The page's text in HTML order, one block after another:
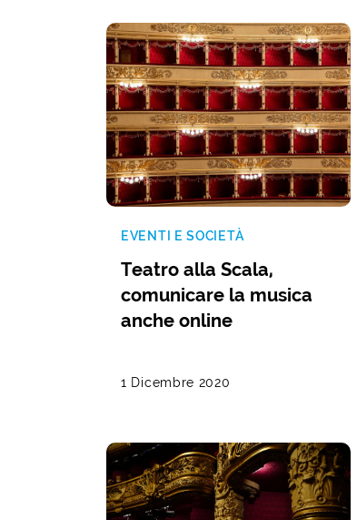
EVENTI E SOCIETÀ
Teatro alla Scala,
comunicare la musica
anche online
1 Dicembre 2020